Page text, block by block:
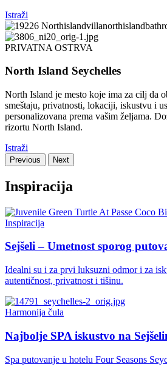
Istraži
PRIVATNA OSTRVA
North Island Seychelles
North Island je mesto koje ima za cilj da
smeštaju, privatnosti, lokaciji, iskustvu i
personalizovana prema vašim željama.
rizortu North Island.
Istraži
Previous Next
Inspiracija
Inspiracija
Sejšeli – Umetnost sporog
Idealni su i za prvi luksuzni odmor i za
autentičnost, privatnost i tišinu.
Harmonija čula
Najbolje SPA iskustvo na
Spa putovanje u hotelu Four Seasons